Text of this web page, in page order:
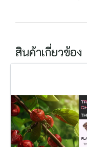
สินค้าเกี่ยวข้อง